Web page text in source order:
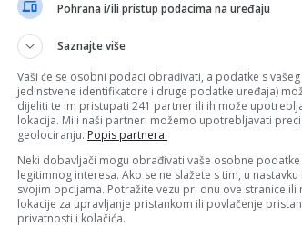
Sta god da bude ishod drugostepene presude jeste činjenica
Mladićevo djelo ostati živo i ono protiv čega se moramo boriti -
poručuje Emir Suljagić
EMIR SULJAGIĆ (DJEČAČKI) ISKRENO
Zašto sam kivan na Hadžifejzovića? Kad sam ga
upoz...
Čovjek sa, u najgorem slučaju, lobističkom prošlošću
„analitičara“ i stavljen pred bosanskohercegovačku javnost
zlosutne tvrdnje stare trideset godina da mi, Bošnjac...
EMIR SULJAGIĆ, DIREKTOR MEMORIJALNOG CENTRA
Pohrana i/ili pristup podacima na uređaju
Saznajte više
Vaši će se osobni podaci obrađivati, a podatke s
jedinstvene identifikatore i druge podatke uređaja)
dijeliti te im pristupati 241 partner ili ih može
lokacija. Mi i naši partneri možemo upotrebljavati
geolociranju. Popis partnera.
Neki dobavljači mogu obrađivati vaše osobne podatke
legitimnog interesa. Ako se ne slažete s tim, u
svojim opcijama. Potražite vezu pri dnu ove stranice ili
lokacije za upravljanje pristankom ili povlačenje
privatnosti i kolačića.